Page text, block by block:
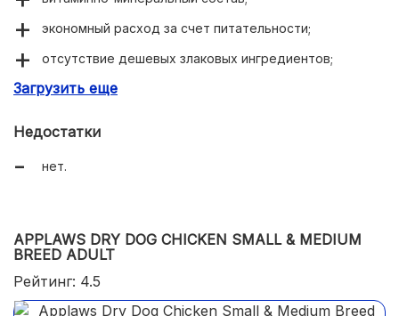
экономный расход за счет питательности;
отсутствие дешевых злаковых ингредиентов;
питательность;
Загрузить еще
Недостатки
нет.
APPLAWS DRY DOG CHICKEN SMALL & MEDIUM
BREED ADULT
Рейтинг: 4.5